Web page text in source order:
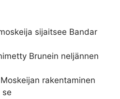
sijaitsee Bandar
Brunein neljännen
rakentaminen
se